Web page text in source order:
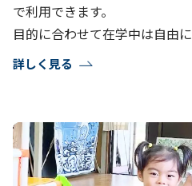
で利用できます。
目的に合わせて在学中は自由に
詳しく見る